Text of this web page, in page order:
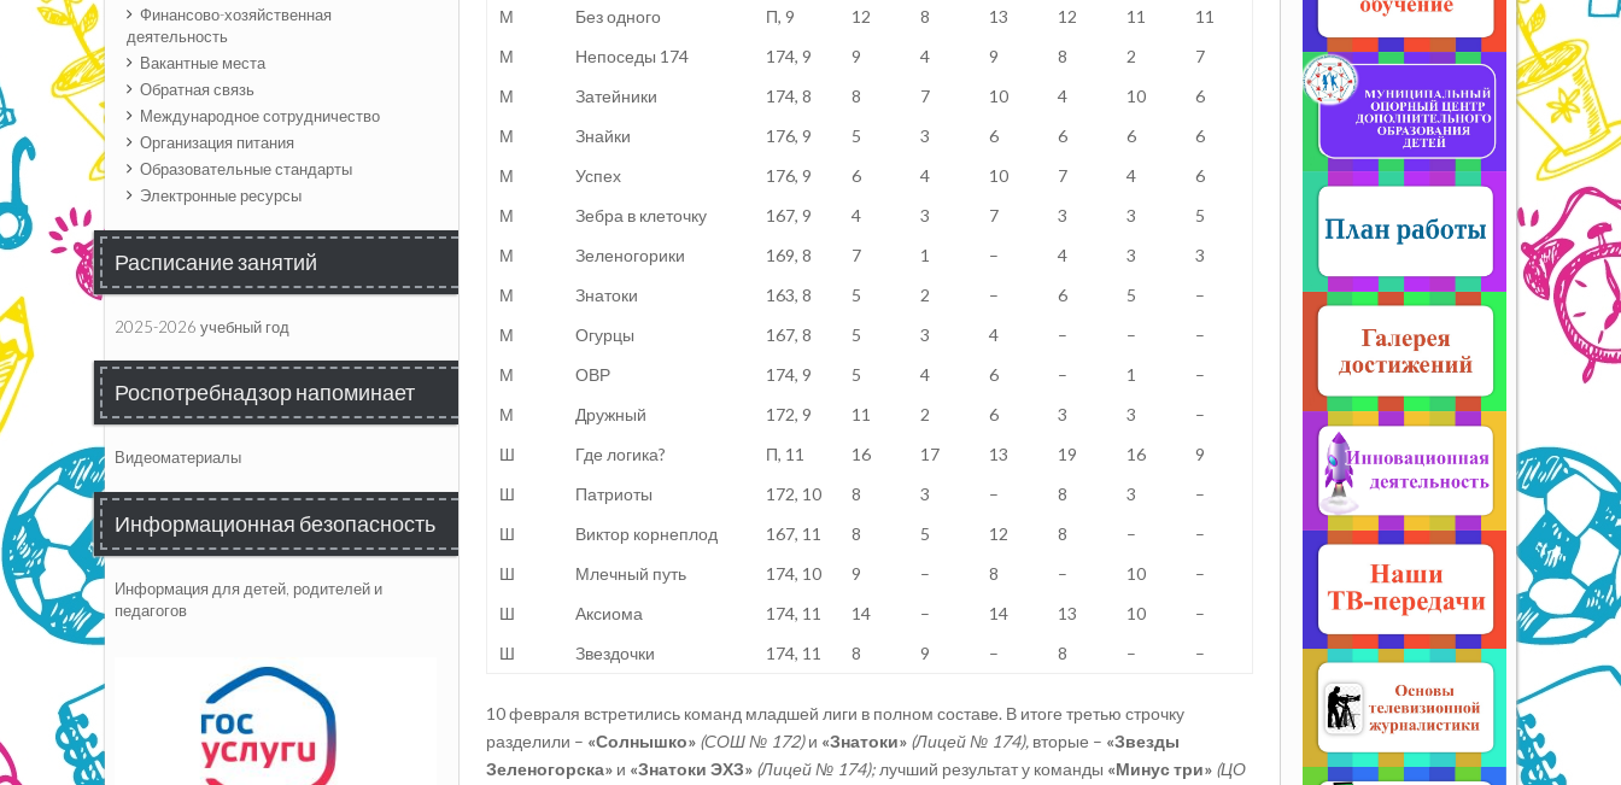
Финансово-хозяйственная
деятельность
Вакантные места
Обратная связь
Международное сотрудничество
Организация питания
Образовательные стандарты
Электронные ресурсы
Расписание занятий
2025-2026 учебный год
Роспотребнадзор напоминает
Видеоматериалы
Информационная безопасность
Информация для детей, родителей и
педагогов
М
Без одного П, 9 12 8 13 12 11
11
М
Непоседы 174 174, 9 9 4 9 8 2
7
М
Затейники 174, 8 8 7 10 4 10
6
М
Знайки 176, 9 5 3 6 6 6
6
М
Успех 176, 9 6 4 10 7 4
6
М
Зебра в клеточку 167, 9 4 3 7 3 3
5
М
Зеленогорики 169, 8 7 1 – 4 3
3
М
Знатоки 163, 8 5 2 – 6 5
–
М
Огурцы 167, 8 5 3 4 – –
–
М
ОВР 174, 9 5 4 6 – 1
–
М
Дружный 172, 9 11 2 6 3 3
–
Ш
Где логика? П, 11 16 17 13 19 16
9
Ш
Патриоты 172, 10 8 3 – 8 3
–
Ш
Виктор корнеплод 167, 11 8 5 12 8 –
–
Ш
Млечный путь 174, 10 9 – 8 – 10
–
Ш
Аксиома 174, 11 14 – 14 13 10
–
Ш
Звездочки 174, 11 8 9 – 8 – –
10 февраля встретились команд младшей лиги в полном составе. В итоге третью строчку
разделили – «Солнышко» (СОШ № 172)и «Знатоки»(Лицей № 174),вторые – «Звезды
Зеленогорска» и «Знатоки ЭХЗ» (Лицей № 174); лучший результат у команды «Минус три»(ЦО